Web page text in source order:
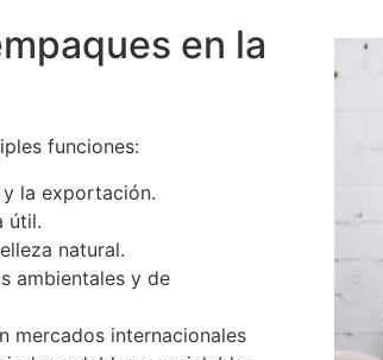
en la
funciones:
la exportación.
útil.
natural.
ambientales y de
mercados internacionales